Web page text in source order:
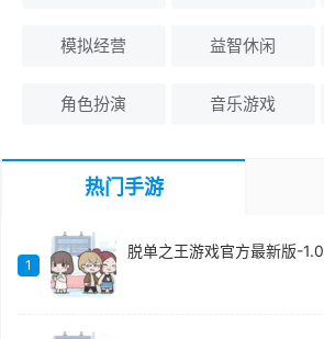
模拟经营 益智休闲
角色扮演 音乐游戏
热门手游
1
脱单之王游戏官方最新版-1.0